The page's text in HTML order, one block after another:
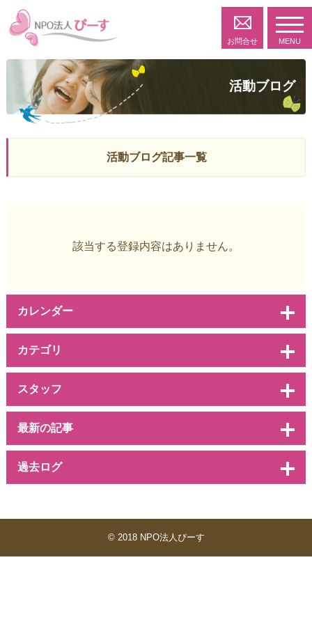
お問合せ MENU
活動ブログ
活動ブログ記事一覧
該当する登録内容はありません。
カレンダー
カテゴリ
スタッフ
最新の記事
過去ログ
© 2018 NPO法人ぴーす